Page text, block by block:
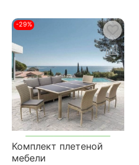
-29%
Комплект плетеной
мебели